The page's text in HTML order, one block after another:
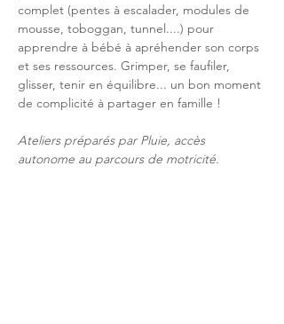
complet (pentes à escalader, modules de
mousse, toboggan, tunnel....) pour
apprendre à bébé à apréhender son corps
et ses ressources. Grimper, se faufiler,
glisser, tenir en équilibre... un bon moment
de complicité à partager en famille !
Ateliers préparés par Pluie, accès
autonome au parcours de motricité.